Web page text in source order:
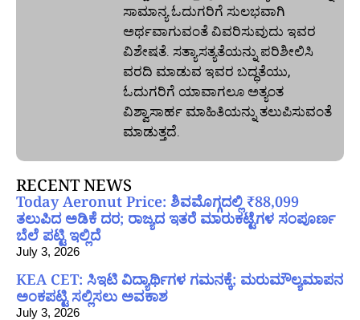
ಸಾಮಾನ್ಯ ಓದುಗರಿಗೆ ಸುಲಭವಾಗಿ
ಅರ್ಥವಾಗುವಂತೆ ವಿವರಿಸುವುದು ಇವರ
ವಿಶೇಷತೆ. ಸತ್ಯಾಸತ್ಯತೆಯನ್ನು ಪರಿಶೀಲಿಸಿ
ವರದಿ ಮಾಡುವ ಇವರ ಬದ್ಧತೆಯು,
ಓದುಗರಿಗೆ ಯಾವಾಗಲೂ ಅತ್ಯಂತ
ವಿಶ್ವಾಸಾರ್ಹ ಮಾಹಿತಿಯನ್ನು ತಲುಪಿಸುವಂತೆ
ಮಾಡುತ್ತದೆ.
RECENT NEWS
Today Aeronut Price: ಶಿವಮೊಗ್ಗದಲ್ಲಿ ₹88,099
ತಲುಪಿದ ಅಡಿಕೆ ದರ; ರಾಜ್ಯದ ಇತರೆ ಮಾರುಕಟ್ಟೆಗಳ ಸಂಪೂರ್ಣ
ಬೆಲೆ ಪಟ್ಟಿ ಇಲ್ಲಿದೆ
July 3, 2026
KEA CET: ಸಿಇಟಿ ವಿದ್ಯಾರ್ಥಿಗಳ ಗಮನಕ್ಕೆ; ಮರುಮೌಲ್ಯಮಾಪನ
ಅಂಕಪಟ್ಟಿ ಸಲ್ಲಿಸಲು ಅವಕಾಶ
July 3, 2026